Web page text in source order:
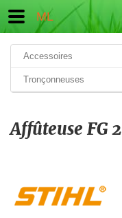
ML
Accessoires
Tronçonneuses
Affûteuse FG 2